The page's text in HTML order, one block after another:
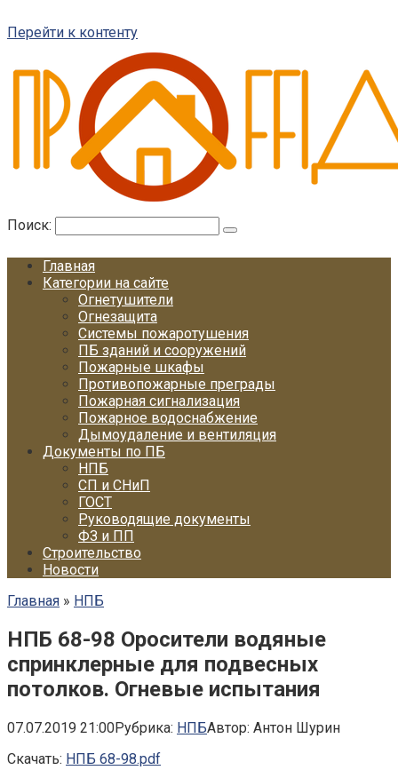
Перейти к контенту
Поиск:
Главная
Категории на сайте
Огнетушители
Огнезащита
Системы пожаротушения
ПБ зданий и сооружений
Пожарные шкафы
Противопожарные преграды
Пожарная сигнализация
Пожарное водоснабжение
Дымоудаление и вентиляция
Документы по ПБ
НПБ
СП и СНиП
ГОСТ
Руководящие документы
ФЗ и ПП
Строительство
Новости
Главная » НПБ
НПБ 68-98 Оросители водяные
спринклерные для подвесных
потолков. Огневые испытания
07.07.2019 21:00Рубрика: НПБАвтор: Антон Шурин
Скачать: НПБ 68-98.pdf